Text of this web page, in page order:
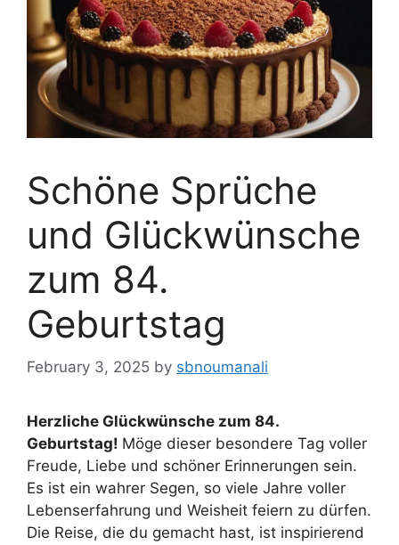
Schöne Sprüche
und Glückwünsche
zum 84.
Geburtstag
February 3, 2025 by sbnoumanali
Herzliche Glückwünsche zum 84.
Geburtstag! Möge dieser besondere Tag voller
Freude, Liebe und schöner Erinnerungen sein.
Es ist ein wahrer Segen, so viele Jahre voller
Lebenserfahrung und Weisheit feiern zu dürfen.
Die Reise, die du gemacht hast, ist inspirierend